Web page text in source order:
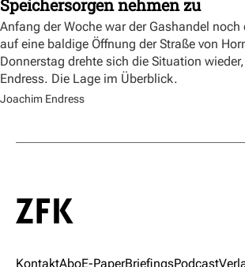
Speichersorgen nehmen zu
Anfang der Woche war der Gashandel
auf eine baldige Öffnung der Straße von
Donnerstag drehte sich die Situation
Endress. Die Lage im Überblick.
Joachim Endress
KontaktAboE-PaperBriefingsPodcast